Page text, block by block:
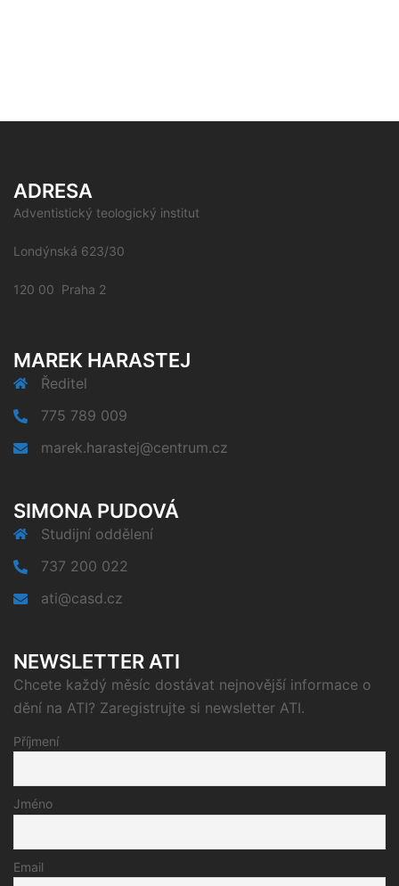
ADRESA
Adventistický teologický institut
Londýnská 623/30
120 00 Praha 2
MAREK HARASTEJ
Ředitel
775 789 009
marek.harastej@centrum.cz
SIMONA PUDOVÁ
Studijní oddělení
737 200 022
ati@casd.cz
NEWSLETTER ATI
Chcete každý měsíc dostávat nejnovější informace o
dění na ATI? Zaregistrujte si newsletter ATI.
Příjmení
Jméno
Email